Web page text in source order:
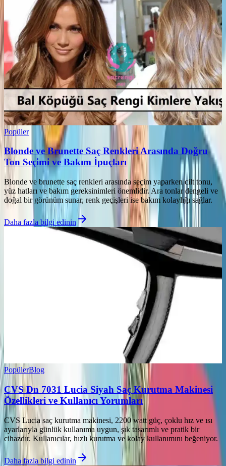
Popüler
Blonde ve Brunette Saç Renkleri Arasında Doğru
Ton Seçimi ve Bakım İpuçları
Blonde ve brunette saç renkleri arasında seçim yaparken cilt tonu,
yüz hatları ve bakım gereksinimleri önemlidir. Ara tonlar dengeli ve
doğal bir görünüm sunar, renk geçişleri ise bakım kolaylığı sağlar.
Daha fazla bilgi edinin
PopülerBlog
CVS Dn 7031 Lucia Siyah Saç Kurutma Makinesi
Özellikleri ve Kullanıcı Yorumları
CVS Lucia saç kurutma makinesi, 2200 watt güç, çoklu hız ve ısı
ayarlarıyla günlük kullanıma uygun, şık tasarımlı ve pratik bir
cihazdır. Kullanıcılar, hızlı kurutma ve kolay kullanımını beğeniyor.
Daha fazla bilgi edinin